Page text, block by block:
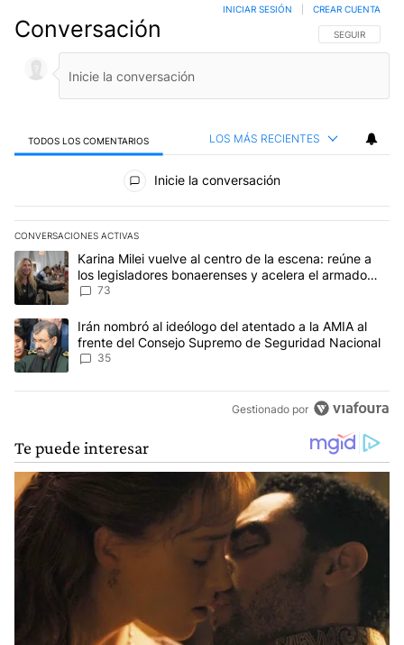
Conversación SIGA ESTA
SEGUIR
INICIAR SESIÓN CREAR CUENTA
TODOS LOS COMENTARIOS LOS MÁS RECIENTES
Todos los comentarios
Inicie la conversación
CONVERSACIONES ACTIVAS
Este listado muestra los artículos con más comentarios en los
Un artículo de tendencia con el título "Karina Milei vuelve al
Karina Milei vuelve al centro de la escena: reúne a
los legisladores bonaerenses y acelera el armado
para 2027
73
Un artículo de tendencia con el título "Irán nombró al ideólogo
Irán nombró al ideólogo del atentado a la AMIA al
frente del Consejo Supremo de Seguridad Nacional
35
Gestionado por